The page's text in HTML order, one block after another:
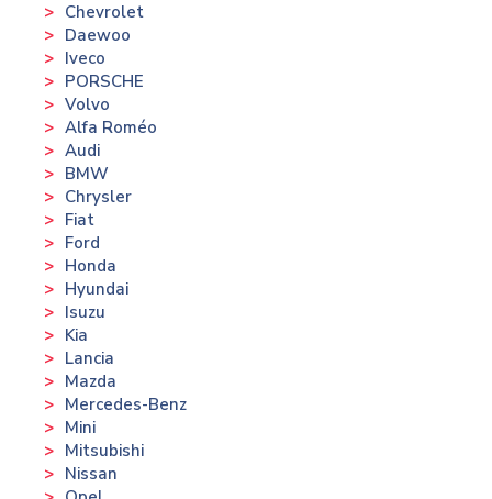
Chevrolet
Daewoo
Iveco
PORSCHE
Volvo
Alfa Roméo
Audi
BMW
Chrysler
Fiat
Ford
Honda
Hyundai
Isuzu
Kia
Lancia
Mazda
Mercedes-Benz
Mini
Mitsubishi
Nissan